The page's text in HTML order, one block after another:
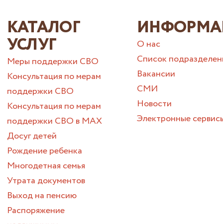
КАТАЛОГ
УСЛУГ
Меры поддержки СВО
Консультация по мерам
поддержки СВО
Консультация по мерам
поддержки СВО в МАХ
Досуг детей
Рождение ребенка
Многодетная семья
Утрата документов
Выход на пенсию
Распоряжение
О нас
Список
Вакансии
СМИ
Новости
Электронные